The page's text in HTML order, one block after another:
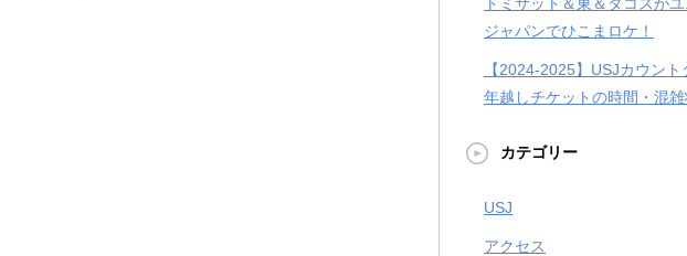
ジャパンでひこまロケ！
【2024-2025】USJカウン
年越しチケットの時間・混雑
カテゴリー
USJ
アクセス